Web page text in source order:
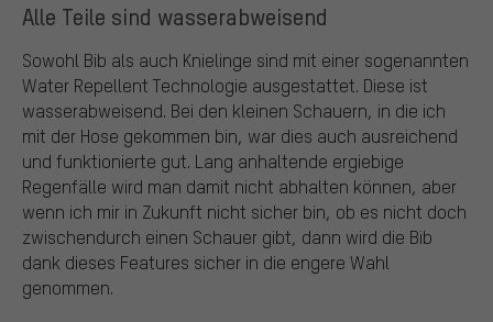
Alle Teile sind wasserabweisend
Sowohl Bib als auch Knielinge sind mit einer sogenannten
Water Repellent Technologie ausgestattet. Diese ist
wasserabweisend. Bei den kleinen Schauern, in die ich
mit der Hose gekommen bin, war dies auch ausreichend
und funktionierte gut. Lang anhaltende ergiebige
Regenfälle wird man damit nicht abhalten können, aber
wenn ich mir in Zukunft nicht sicher bin, ob es nicht doch
zwischendurch einen Schauer gibt, dann wird die Bib
dank dieses Features sicher in die engere Wahl
genommen.